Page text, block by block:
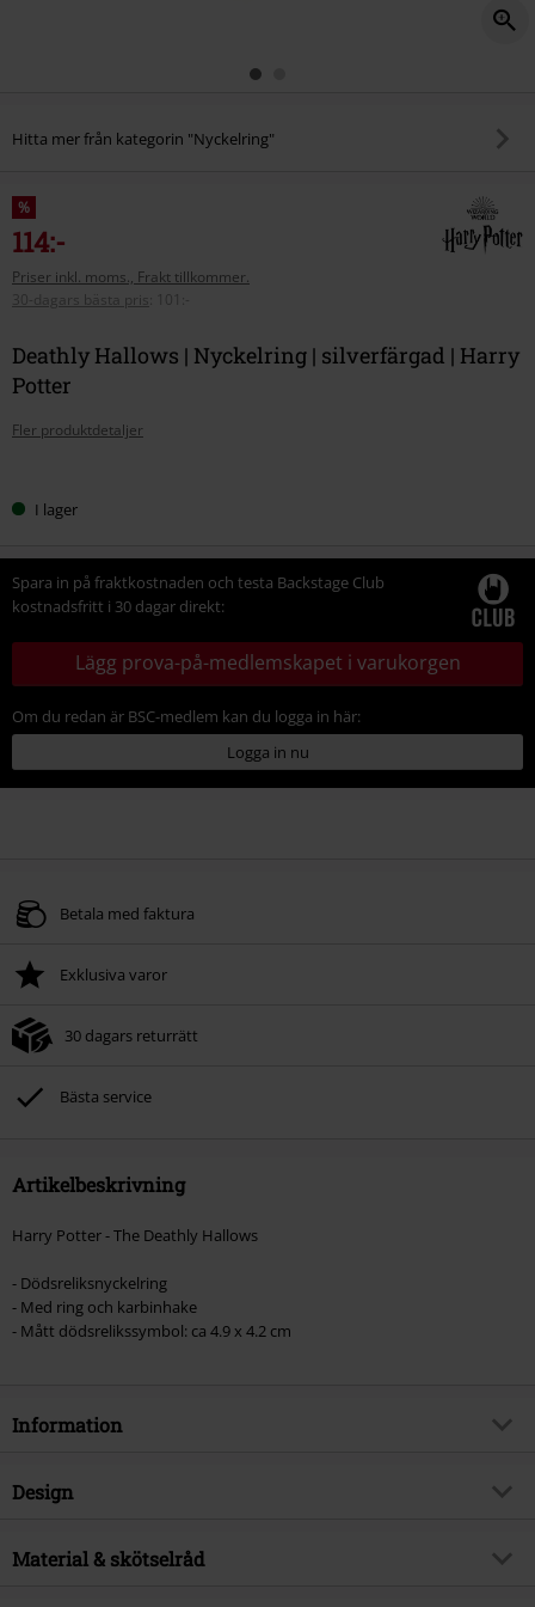
Hitta mer från kategorin "Nyckelring"
%
114:-
Priser inkl. moms., Frakt tillkommer.
30-dagars bästa pris
101:-
Deathly Hallows | Nyckelring | silverfärgad | Harry
Potter
Fler produktdetaljer
dinI lager
Spara in på fraktkostnaden och testa Backstage Club
kostnadsfritt i 30 dagar direkt:
Lägg prova-på-medlemskapet i varukorgen
Om du redan är BSC-medlem kan du logga in här:
Logga in nu
Betala med faktura
Exklusiva varor
30 dagars returrätt
Bästa service
Artikelbeskrivning
Harry Potter - The Deathly Hallows
- Dödsreliksnyckelring
- Med ring och karbinhake
- Mått dödsrelikssymbol: ca 4.9 x 4.2 cm
Information
Artikelnummer
Produktämne
Design
Produkttyp
Material & skötselråd